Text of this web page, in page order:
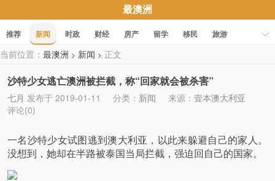
最澳洲
推荐 新闻 时政 财经 房产 留学 移民
旅游
科技
职场 美食 文化
当前位置： 最澳洲 > 新闻 > 正文
沙特少女逃亡澳洲被拦截，称“回家就会被杀害”
七月 发布于 2019-01-11 分类： 新闻 来源： 壹本澳大利亚
评论(0)
一名沙特少女试图逃到澳大利亚，以此来躲避自己的家人。
没想到，她却在半路被泰国当局拦截，强迫回自己的国家。